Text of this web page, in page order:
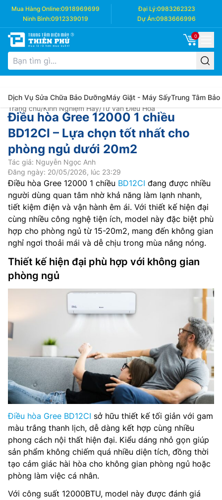
Mua Hàng Online:0918969699 Đại Lý:0983262323
Ninh Bình:0912339019 Dự Án:0983666996
0
Dịch Vụ Sửa Chữa Bảo DưỡngMáy Giặt - Máy SấyTrung Tâm Bảo
Trang chủ/Kinh Nghiệm Hay/Tư vấn Điều Hòa
Điều hòa Gree 12000 1 chiều
BD12CI – Lựa chọn tốt nhất cho
phòng ngủ dưới 20m2
Tác giả: Nguyễn Ngọc Anh
Đăng ngày: 20/05/2026, lúc 23:29
Điều hòa Gree 12000 1 chiều BD12CI đang được nhiều
người dùng quan tâm nhờ khả năng làm lạnh nhanh,
tiết kiệm điện và vận hành êm ái. Với thiết kế hiện đại
cùng nhiều công nghệ tiện ích, model này đặc biệt phù
hợp cho phòng ngủ từ 15-20m2, mang đến không gian
nghỉ ngơi thoải mái và dễ chịu trong mùa nắng nóng.
Thiết kế hiện đại phù hợp với không gian
phòng ngủ
Điều hòa Gree BD12CI sở hữu thiết kế tối giản với gam
màu trắng thanh lịch, dễ dàng kết hợp cùng nhiều
phong cách nội thất hiện đại. Kiểu dáng nhỏ gọn giúp
sản phẩm không chiếm quá nhiều diện tích, đồng thời
tạo cảm giác hài hòa cho không gian phòng ngủ hoặc
phòng làm việc cá nhân.
Với công suất 12000BTU, model này được đánh giá